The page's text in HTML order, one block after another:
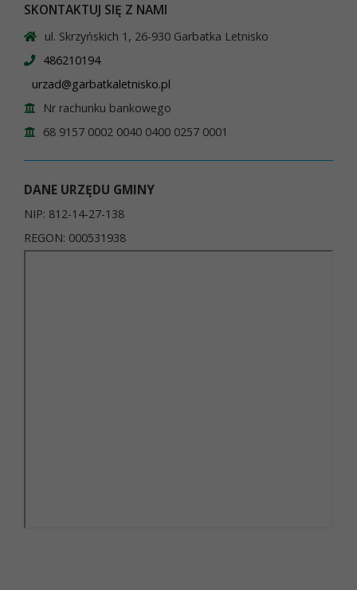
SKONTAKTUJ SIĘ Z NAMI
ul. Skrzyńskich 1, 26-930 Garbatka Letnisko
486210194
urzad@garbatkaletnisko.pl
Nr rachunku bankowego
68 9157 0002 0040 0400 0257 0001
DANE URZĘDU GMINY
NIP: 812-14-27-138
REGON: 000531938